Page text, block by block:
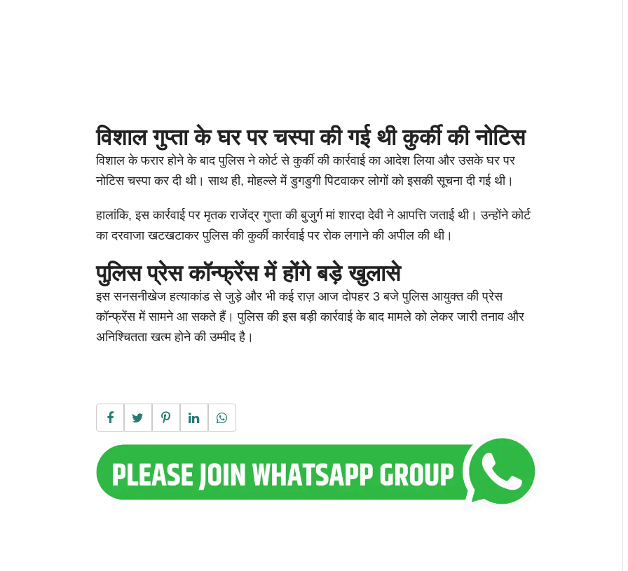
विशाल गुप्ता के घर पर चस्पा की गई थी कुर्की की नोटिस
विशाल के फरार होने के बाद पुलिस ने कोर्ट से कुर्की की कार्रवाई का आदेश लिया और उसके घर पर
नोटिस चस्पा कर दी थी। साथ ही, मोहल्ले में डुगडुगी पिटवाकर लोगों को इसकी सूचना दी गई थी।
हालांकि, इस कार्रवाई पर मृतक राजेंद्र गुप्ता की बुजुर्ग मां शारदा देवी ने आपत्ति जताई थी। उन्होंने कोर्ट
का दरवाजा खटखटाकर पुलिस की कुर्की कार्रवाई पर रोक लगाने की अपील की थी।
पुलिस प्रेस कॉन्फ्रेंस में होंगे बड़े खुलासे
इस सनसनीखेज हत्याकांड से जुड़े और भी कई राज़ आज दोपहर 3 बजे पुलिस आयुक्त की प्रेस
कॉन्फ्रेंस में सामने आ सकते हैं। पुलिस की इस बड़ी कार्रवाई के बाद मामले को लेकर जारी तनाव और
अनिश्चितता खत्म होने की उम्मीद है।